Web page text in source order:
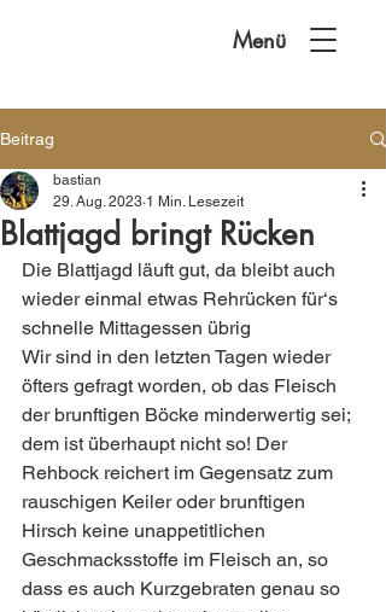
Menü
Beitrag
Blattjagd bringt Rücken
bastian
29. Aug. 2023 1 Min. Lesezeit
Die Blattjagd läuft gut, da bleibt auch
wieder einmal etwas Rehrücken für‘s
schnelle Mittagessen übrig
Wir sind in den letzten Tagen wieder
öfters gefragt worden, ob das Fleisch
der brunftigen Böcke minderwertig sei;
dem ist überhaupt nicht so! Der
Rehbock reichert im Gegensatz zum
rauschigen Keiler oder brunftigen
Hirsch keine unappetitlichen
Geschmacksstoffe im Fleisch an, so
dass es auch Kurzgebraten genau so